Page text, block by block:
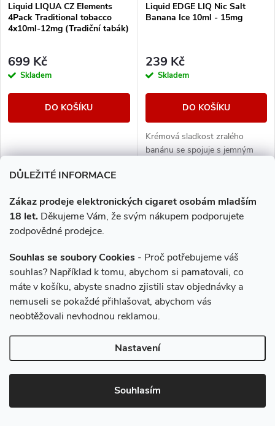
DŮLEŽITÉ INFORMACE
Zákaz prodeje elektronických cigaret osobám mladším
18 let. Děkujeme Vám, že svým nákupem podporujete
zodpovědné prodejce.
Souhlas se soubory Cookies - Proč potřebujeme váš
souhlas? Například k tomu, abychom si pamatovali, co
máte v košíku, abyste snadno zjistili stav objednávky a
nemuseli se pokaždé přihlašovat, abychom vás
neobtěžovali nevhodnou reklamou.
Nastavení
Souhlasím
Liquid LIQUA CZ Elements
4Pack Traditional tobacco
4x10ml-12mg (Tradiční tabák)
699 Kč
Skladem
DO KOŠÍKU
Liquid EDGE LIQ Nic Salt
Banana Ice 10ml - 15mg
239 Kč
Skladem
DO KOŠÍKU
Krémová sladkost zralého
banánu se spojuje s jemným
249 Kč
–4 %
Liquid EDGE LIQ Nic Salt
239 Kč
735 Kč
–7 %
Liquid ELFLIQ Nic SALT
- 20mg
679 Kč
Skladem